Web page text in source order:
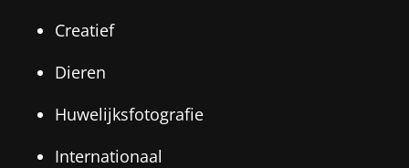
Creatief
Dieren
Huwelijksfotografie
Internationaal